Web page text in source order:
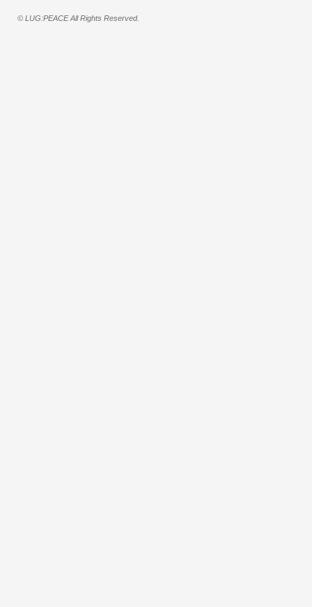
© LUG:PEACE All Rights Reserved.